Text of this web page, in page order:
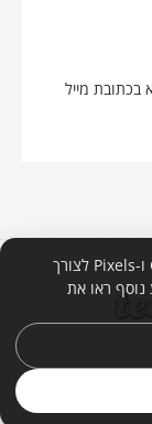
בכתובת מייל
אנו עושים שימוש בכלי ניטור אוטומטיים כגון Cookies ו-Pixels לצורך
נוסף ראו את